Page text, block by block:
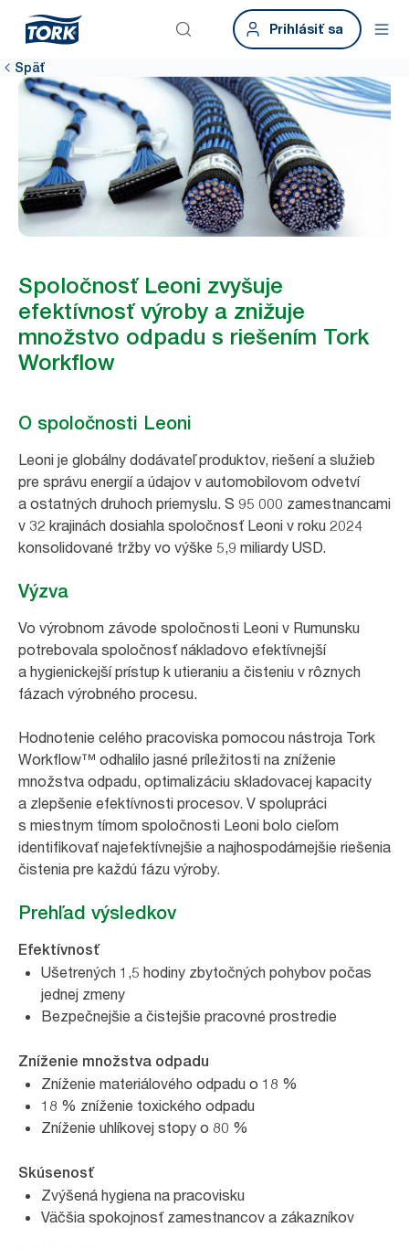
Prihlásiť sa
Späť
Spoločnosť Leoni zvyšuje
efektívnosť výroby a znižuje
množstvo odpadu s riešením Tork
Workflow
O spoločnosti Leoni
Leoni je globálny dodávateľ produktov, riešení a služieb
pre správu energií a údajov v automobilovom odvetví
a ostatných druhoch priemyslu. S 95 000 zamestnancami
v 32 krajinách dosiahla spoločnosť Leoni v roku 2024
konsolidované tržby vo výške 5,9 miliardy USD.
Výzva
Vo výrobnom závode spoločnosti Leoni v Rumunsku
potrebovala spoločnosť nákladovo efektívnejší
a hygienickejší prístup k utieraniu a čisteniu v rôznych
fázach výrobného procesu.
Hodnotenie celého pracoviska pomocou nástroja Tork
Workflow™ odhalilo jasné príležitosti na zníženie
množstva odpadu, optimalizáciu skladovacej kapacity
a zlepšenie efektívnosti procesov. V spolupráci
s miestnym tímom spoločnosti Leoni bolo cieľom
identifikovať najefektívnejšie a najhospodárnejšie riešenia
čistenia pre každú fázu výroby.
Prehľad výsledkov
Efektívnosť
Ušetrených 1,5 hodiny zbytočných pohybov počas
jednej zmeny
Bezpečnejšie a čistejšie pracovné prostredie
Zníženie množstva odpadu
Zníženie materiálového odpadu o 18 %
18 % zníženie toxického odpadu
Zníženie uhlíkovej stopy o 80 %
Skúsenosť
Zvýšená hygiena na pracovisku
Väčšia spokojnosť zamestnancov a zákazníkov